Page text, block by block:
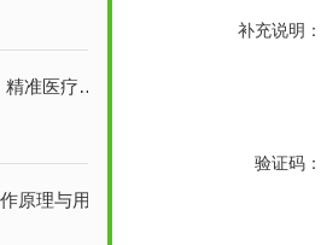
的得力助手
原理与用途
补充说明：
验证码：